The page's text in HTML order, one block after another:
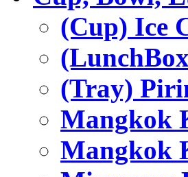
(Cup) Ice
(Tray)
Mangkok
Mangkok